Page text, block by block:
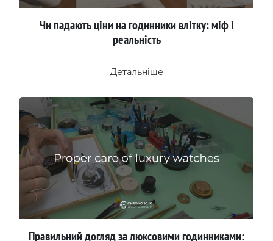
Чи падають ціни на годинники влітку: міф і
реальність
Детальніше
Правильний догляд за люксовими годинниками: